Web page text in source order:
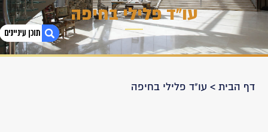
עו"ד פלילי בחיפה
דף הבית > עו"ד פלילי בחיפה